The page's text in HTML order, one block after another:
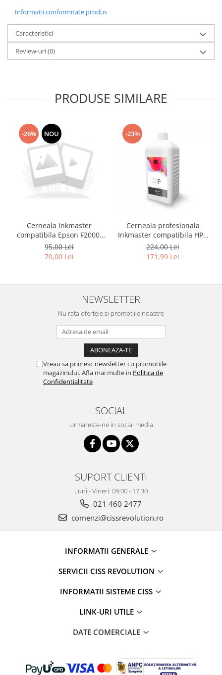
Informatii conformitate produs
Caracteristici
Review-uri(0)
PRODUSE SIMILARE
-26% NOU
Cerneala Inkmaster
compatibila Epson F2000,
F2100 - DTG Black, DG2100,
100 ml
95,00 Lei
70,00 Lei
-23%
Cerneala profesionala
Inkmaster compatibila HP -
DYE, GRAY, H720GY, 1 litru
224,00 Lei
171,99 Lei
NEWSLETTER
Nu rata ofertele si promotiile noastre
Vreau sa primesc newsletter cu promotiile
magazinului. Afla mai multe in Politica de
Confidentialitate
SOCIAL
Urmareste-ne in social media
SUPORT CLIENTI
Luni - Vineri: 09:00 - 17:30
021 460 2477
comenzi@cissrevolution.ro
INFORMATII GENERALE
SERVICII CISS REVOLUTION
INFORMATII SISTEME CISS
LINK-URI UTILE
DATE COMERCIALE